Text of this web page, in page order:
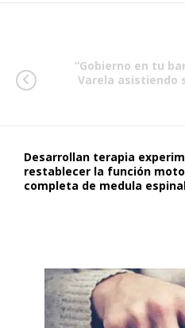
“Gobierno en tu
Varela asistiendo
Desarrollan terapia
restablecer la función
completa de medula